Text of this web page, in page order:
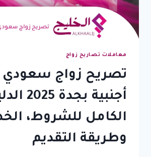
معاملات تصاريح زواج
تصريح زواج
أجنبية بجدة
الكامل للشروط،
وطريقة التقديم